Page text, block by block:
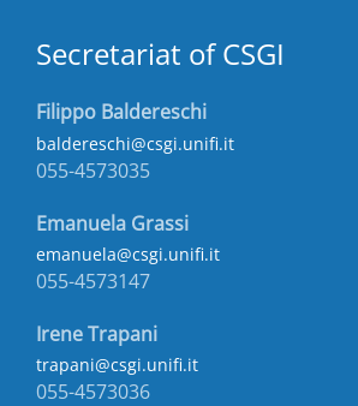
Secretariat of CSGI
Filippo Baldereschi
baldereschi@csgi.unifi.it
055-4573035
Emanuela Grassi
emanuela@csgi.unifi.it
055-4573147
Irene Trapani
trapani@csgi.unifi.it
055-4573036